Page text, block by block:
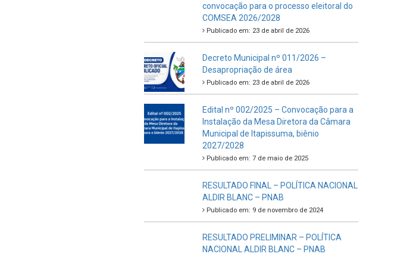
convocação para o processo eleitoral do
COMSEA 2026/2028
Publicado em: 23 de abril de 2026
Decreto Municipal nº 011/2026 –
Desapropriação de área
Publicado em: 23 de abril de 2026
Edital nº 002/2025 – Convocação para a
Instalação da Mesa Diretora da Câmara
Municipal de Itapissuma, biênio
2027/2028
Publicado em: 7 de maio de 2025
RESULTADO FINAL – POLÍTICA NACIONAL
ALDIR BLANC – PNAB
Publicado em: 9 de novembro de 2024
RESULTADO PRELIMINAR – POLÍTICA
NACIONAL ALDIR BLANC – PNAB